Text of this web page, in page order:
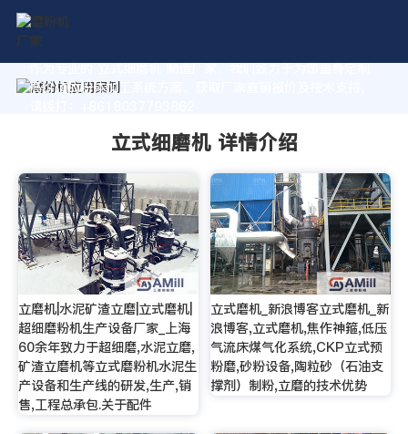
作为专业的 立式细磨机 制造厂家，我们致力于为您量身定制
高价值的粉体加工系统方案。获取厂家直销报价及技术支持，
立式细磨机 详情介绍
立磨机|水泥矿渣立磨|立式磨机|
超细磨粉机生产设备厂家_上海
60余年致力于超细磨,水泥立磨,
矿渣立磨机等立式磨粉机水泥生
产设备和生产线的研发,生产,销
售,工程总承包.关于配件
立式磨机_新浪博客立式磨机_新
浪博客,立式磨机,焦作神箍,低压
气流床煤气化系统,CKP立式预
粉磨,砂粉设备,陶粒砂（石油支
撑剂）制粉,立磨的技术优势